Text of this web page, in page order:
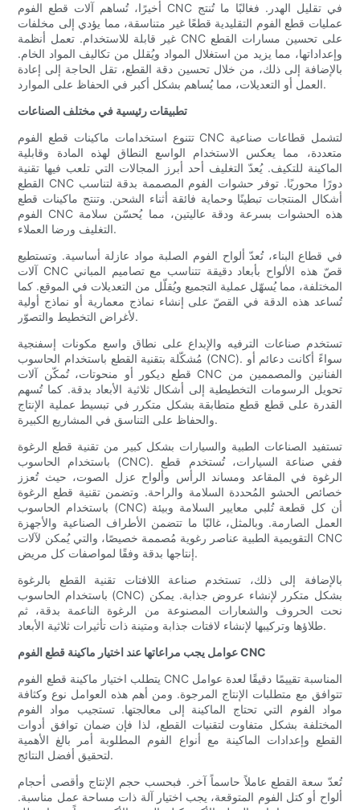
أخيرًا، تُساهم آلات قطع الفوم CNC في تقليل الهدر. فغالبًا ما تُنتج
عمليات قطع الفوم التقليدية قطعًا غير متناسقة، مما يؤدي إلى مخلفات
غير قابلة للاستخدام. تعمل أنظمة CNC على تحسين مسارات القطع
وإعداداتها، مما يزيد من استغلال المواد ويُقلل من تكاليف المواد الخام.
بالإضافة إلى ذلك، من خلال تحسين دقة القطع، تقل الحاجة إلى إعادة
العمل أو التعديلات، مما يُساهم بشكل أكبر في الحفاظ على الموارد.
تطبيقات رئيسية في مختلف الصناعات
تتنوع استخدامات ماكينات قطع الفوم CNC لتشمل قطاعات صناعية
متعددة، مما يعكس الاستخدام الواسع النطاق لهذه المادة وقابلية
الماكينة للتكيف. يُعدّ التغليف أحد أبرز المجالات التي تلعب فيها تقنية
القطع CNC دورًا محوريًا. توفر حشوات الفوم المصممة بدقة لتناسب
أشكال المنتجات تبطينًا وحماية فائقة أثناء الشحن. وتنتج ماكينات قطع
الفوم CNC هذه الحشوات بسرعة ودقة عاليتين، مما يُحسّن سلامة
التغليف ورضا العملاء.
في قطاع البناء، تُعدّ ألواح الفوم الصلبة مواد عازلة أساسية. وتستطيع
آلات CNC قصّ هذه الألواح بأبعاد دقيقة تتناسب مع تصاميم المباني
المختلفة، مما يُسهّل عملية التجميع ويُقلّل من التعديلات في الموقع. كما
تُساعد هذه الدقة في القصّ على إنشاء نماذج معمارية أو نماذج أولية
لأغراض التخطيط والتصوّر.
تستخدم صناعات الترفيه والإبداع على نطاق واسع مكونات إسفنجية
مُشكّلة بتقنية القطع باستخدام الحاسوب (CNC). سواءً أكانت دعائم أو
قطع ديكور أو منحوتات، تُمكّن آلات CNC الفنانين والمصممين من
تحويل الرسومات التخطيطية إلى أشكال ثلاثية الأبعاد بدقة. كما تُسهم
القدرة على قطع قطع متطابقة بشكل متكرر في تبسيط عملية الإنتاج
والحفاظ على التناسق في المشاريع الكبيرة.
تستفيد الصناعات الطبية والسيارات بشكل كبير من تقنية قطع الرغوة
باستخدام الحاسوب (CNC). ففي صناعة السيارات، تُستخدم قطع
الرغوة في المقاعد ومساند الرأس وألواح عزل الصوت، حيث تُعزز
خصائص الحشو المُحددة السلامة والراحة. وتضمن تقنية قطع الرغوة
باستخدام الحاسوب (CNC) أن كل قطعة تُلبي معايير السلامة وبيئة
العمل الصارمة. وبالمثل، غالبًا ما تتضمن الأطراف الصناعية والأجهزة
التقويمية الطبية عناصر رغوية مُصممة خصيصًا، والتي يُمكن لآلات CNC
إنتاجها بدقة وفقًا لمواصفات كل مريض.
بالإضافة إلى ذلك، تستخدم صناعة اللافتات تقنية القطع بالرغوة
باستخدام الحاسوب (CNC) بشكل متكرر لإنشاء عروض جذابة. يمكن
نحت الحروف والشعارات المصنوعة من الرغوة الناعمة بدقة، ثم
طلاؤها وتركيبها لإنشاء لافتات جذابة ومتينة ذات تأثيرات ثلاثية الأبعاد.
عوامل يجب مراعاتها عند اختيار ماكينة قطع الفوم CNC
يتطلب اختيار ماكينة قطع الفوم CNC المناسبة تقييمًا دقيقًا لعدة عوامل
تتوافق مع متطلبات الإنتاج المرجوة. ومن أهم هذه العوامل نوع وكثافة
مواد الفوم التي تحتاج الماكينة إلى معالجتها. تستجيب مواد الفوم
المختلفة بشكل متفاوت لتقنيات القطع، لذا فإن ضمان توافق أدوات
القطع وإعدادات الماكينة مع أنواع الفوم المطلوبة أمر بالغ الأهمية
لتحقيق أفضل النتائج.
تُعدّ سعة القطع عاملاً حاسماً آخر. فبحسب حجم الإنتاج وأقصى أحجام
ألواح أو كتل الفوم المتوقعة، يجب اختيار آلة ذات مساحة عمل مناسبة.